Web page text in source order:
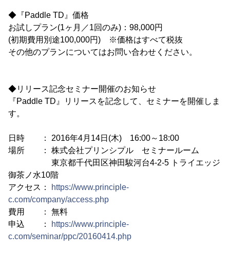
◆『Paddle TD』価格
お試しプラン(1ヶ月／1回のみ)：98,000円
(初期費用別途100,000円) ※価格はすべて税抜
その他のプランについてはお問い合わせください。
◆リリース記念セミナー開催のお知らせ
『Paddle TD』リリースを記念して、セミナーを開催しま
す。
日時 ： 2016年4月14日(木) 16:00～18:00
場所 ： 株式会社プリンシプル セミナールーム
東京都千代田区神田駿河台4-2-5 トライエッジ
御茶ノ水10階
アクセス：
https://www.principle-
c.com/company/access.php
費用 ： 無料
申込 ：
https://www.principle-
c.com/seminar/ppc/20160414.php